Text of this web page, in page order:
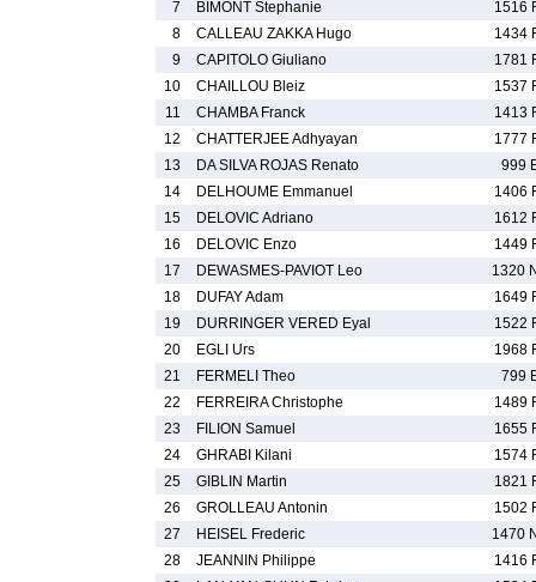
7
BIMONT Stephanie
1516
8
CALLEAU ZAKKA Hugo
1434
9
CAPITOLO Giuliano
1781
10
CHAILLOU Bleiz
1537
11
CHAMBA Franck
1413
12
CHATTERJEE Adhyayan
1777
13
DA SILVA ROJAS Renato
999
14
DELHOUME Emmanuel
1406
15
DELOVIC Adriano
1612
16
DELOVIC Enzo
1449
17
DEWASMES-PAVIOT Leo
1320
18
DUFAY Adam
1649
19
DURRINGER VERED Eyal
1522
20
EGLI Urs
1968
21
FERMELI Theo
799
22
FERREIRA Christophe
1489
23
FILION Samuel
1655
24
GHRABI Kilani
1574
25
GIBLIN Martin
1821
26
GROLLEAU Antonin
1502
27
HEISEL Frederic
1470
28
JEANNIN Philippe
1416